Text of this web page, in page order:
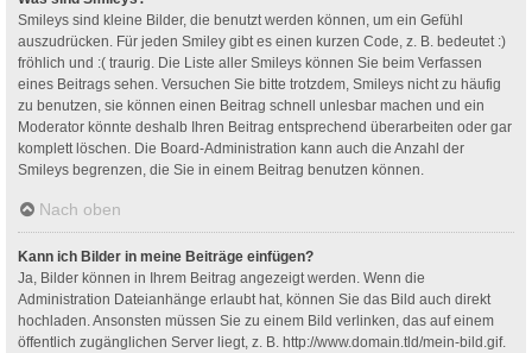
Smileys sind kleine Bilder, die benutzt werden können, um ein Gefühl
auszudrücken. Für jeden Smiley gibt es einen kurzen Code, z. B. bedeutet :)
fröhlich und :( traurig. Die Liste aller Smileys können Sie beim Verfassen
eines Beitrags sehen. Versuchen Sie bitte trotzdem, Smileys nicht zu häufig
zu benutzen, sie können einen Beitrag schnell unlesbar machen und ein
Moderator könnte deshalb Ihren Beitrag entsprechend überarbeiten oder gar
komplett löschen. Die Board-Administration kann auch die Anzahl der
Smileys begrenzen, die Sie in einem Beitrag benutzen können.
Nach oben
Kann ich Bilder in meine Beiträge einfügen?
Ja, Bilder können in Ihrem Beitrag angezeigt werden. Wenn die
Administration Dateianhänge erlaubt hat, können Sie das Bild auch direkt
hochladen. Ansonsten müssen Sie zu einem Bild verlinken, das auf einem
öffentlich zugänglichen Server liegt, z. B. http://www.domain.tld/mein-bild.gif.